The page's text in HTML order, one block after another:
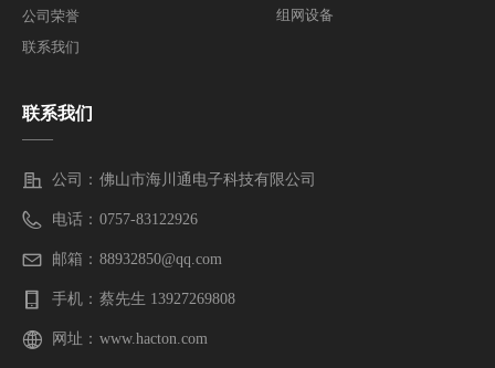
公司荣誉
联系我们
组网设备
联系我们
——
公司： 佛山市海川通电子科技有限公司
电话： 0757-83122926
邮箱： 88932850@qq.com
手机： 蔡先生 13927269808
网址： www.hacton.com